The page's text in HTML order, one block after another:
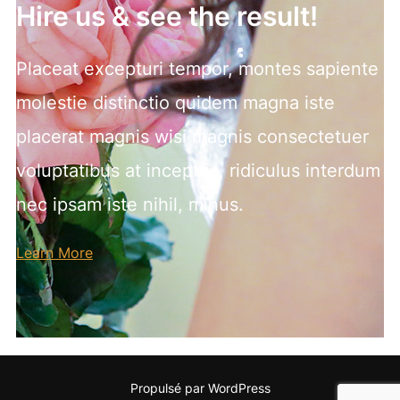
Hire us & see the result!
Placeat excepturi tempor, montes sapiente
molestie distinctio quidem magna iste
placerat magnis wisi magnis consectetuer
voluptatibus at inceptos, ridiculus interdum
nec ipsam iste nihil, minus.
Learn More
Propulsé par WordPress